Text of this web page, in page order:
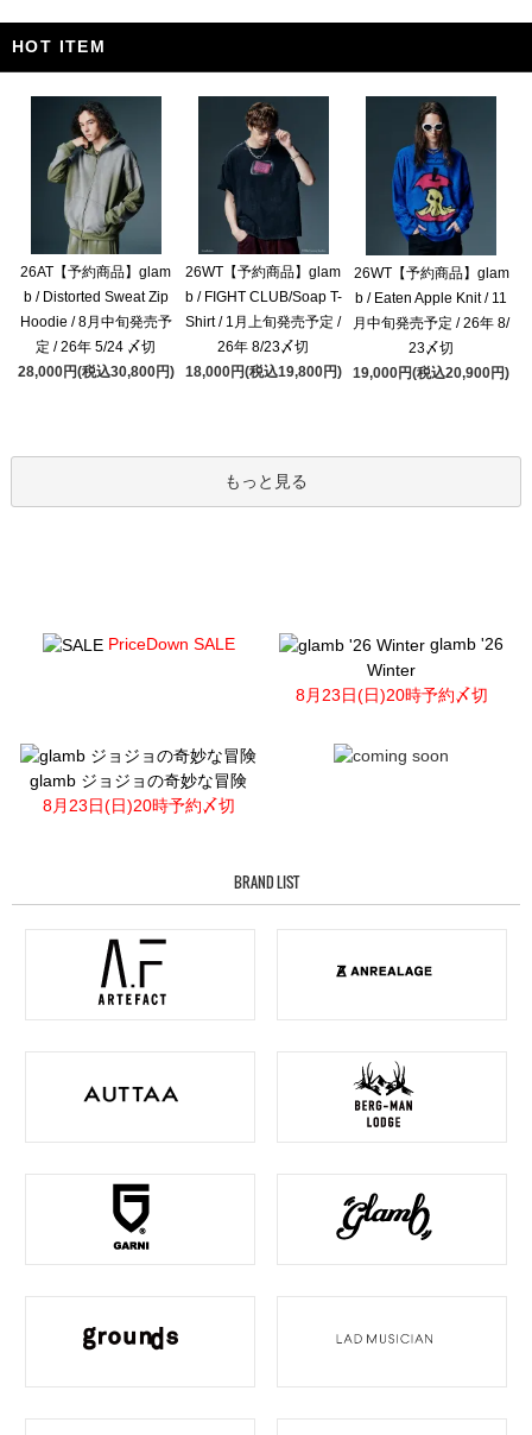
HOT ITEM
26AT【予約商品】glam
b / Distorted Sweat Zip
Hoodie / 8月中旬発売予
定 / 26年 5/24 〆切
28,000円(税込30,800円)
26WT【予約商品】glam
b / FIGHT CLUB/Soap T-
Shirt / 1月上旬発売予定 /
26年 8/23〆切
18,000円(税込19,800円)
26WT【予約商品】glam
b / Eaten Apple Knit / 11
月中旬発売予定 / 26年 8/
23〆切
19,000円(税込20,900円)
もっと見る
PriceDown SALE
glamb '26
Winter
8月23日(日)20時予約〆切
glamb ジョジョの奇妙な冒険
8月23日(日)20時予約〆切
BRAND LIST